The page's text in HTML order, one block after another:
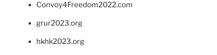
Convoy4Freedom2022.com
grur2023.org
hkhk2023.org